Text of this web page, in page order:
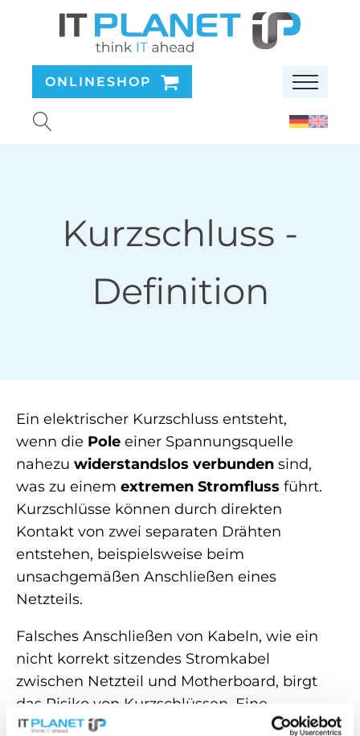
ONLINESHOP
Kurzschluss -
Definition
Ein elektrischer Kurzschluss entsteht,
wenn die Pole einer Spannungsquelle
nahezu widerstandslos verbunden sind,
was zu einem extremen Stromfluss führt.
Kurzschlüsse können durch direkten
Kontakt von zwei separaten Drähten
entstehen, beispielsweise beim
unsachgemäßen Anschließen eines
Netzteils.
Falsches Anschließen von Kabeln, wie ein
nicht korrekt sitzendes Stromkabel
zwischen Netzteil und Motherboard, birgt
das Risiko von Kurzschlüssen. Eine
regelmäßige Überprüfung